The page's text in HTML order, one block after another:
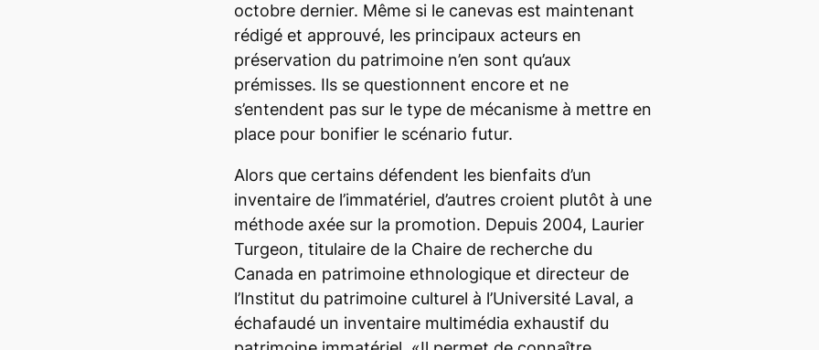
octobre dernier. Même si le canevas est maintenant
rédigé et approuvé, les principaux acteurs en
préservation du patrimoine n’en sont qu’aux
prémisses. Ils se questionnent encore et ne
s’entendent pas sur le type de mécanisme à mettre en
place pour bonifier le scénario futur.
Alors que certains défendent les bienfaits d’un
inventaire de l’immatériel, d’autres croient plutôt à une
méthode axée sur la promotion. Depuis 2004, Laurier
Turgeon, titulaire de la Chaire de recherche du
Canada en patrimoine ethnologique et directeur de
l’Institut du patrimoine culturel à l’Université Laval, a
échafaudé un inventaire multimédia exhaustif du